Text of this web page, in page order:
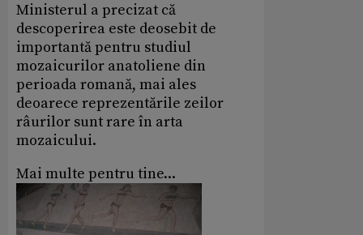
Ministerul a precizat că
descoperirea este deosebit de
importantă pentru studiul
mozaicurilor anatoliene din
perioada romană, mai ales
deoarece reprezentările zeilor
râurilor sunt rare în arta
mozaicului.
Mai multe pentru tine...